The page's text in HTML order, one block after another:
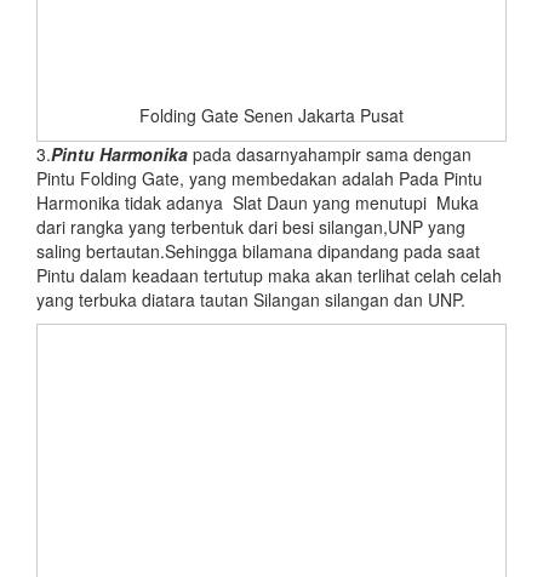
Folding Gate Senen Jakarta Pusat
3.Pintu Harmonika pada dasarnyahampir sama dengan
Pintu Folding Gate, yang membedakan adalah Pada Pintu
Harmonika tidak adanya Slat Daun yang menutupi Muka
dari rangka yang terbentuk dari besi silangan,UNP yang
saling bertautan.Sehingga bilamana dipandang pada saat
Pintu dalam keadaan tertutup maka akan terlihat celah celah
yang terbuka diatara tautan Silangan silangan dan UNP.